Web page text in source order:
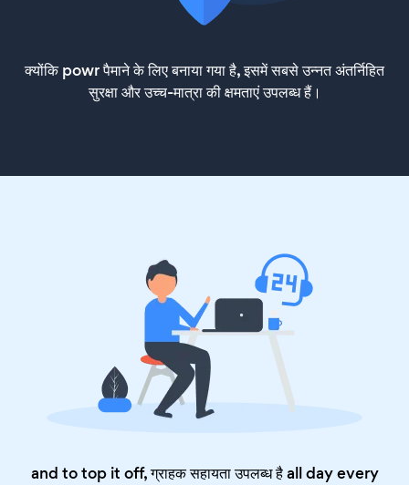
क्योंकि powr पैमाने के लिए बनाया गया है, इसमें सबसे उन्नत अंतर्निहित
सुरक्षा और उच्च-मात्रा की क्षमताएं उपलब्ध हैं।
and to top it off, ग्राहक सहायता उपलब्ध है all day every